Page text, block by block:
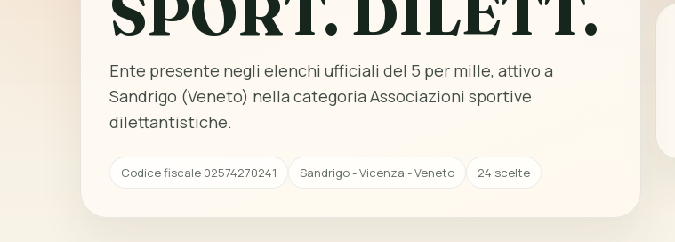
Ente presente negli elenchi ufficiali del 5 per mille, attivo a
Sandrigo (Veneto) nella categoria Associazioni sportive
dilettantistiche.
Codice fiscale 02574270241 Sandrigo - Vicenza - Veneto 24 scelte